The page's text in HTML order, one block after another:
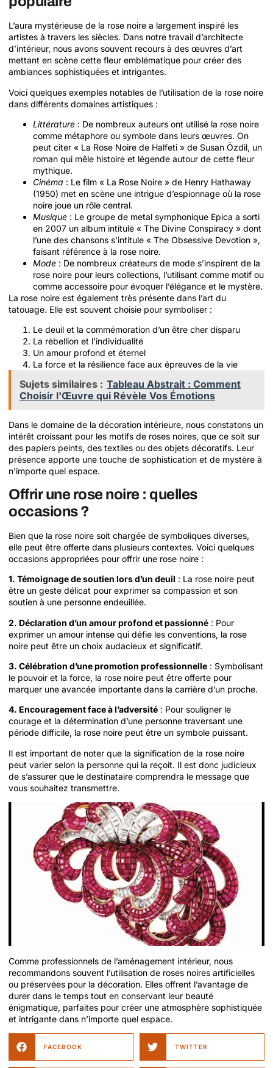
L’aura mystérieuse de la rose noire a largement inspiré les
artistes à travers les siècles. Dans notre travail d’architecte
d’intérieur, nous avons souvent recours à des œuvres d’art
mettant en scène cette fleur emblématique pour créer des
ambiances sophistiquées et intrigantes.
Voici quelques exemples notables de l’utilisation de la rose noire
dans différents domaines artistiques :
Littérature : De nombreux auteurs ont utilisé la rose noire
comme métaphore ou symbole dans leurs œuvres. On
peut citer « La Rose Noire de Halfeti » de Susan Özdil, un
roman qui mêle histoire et légende autour de cette fleur
mythique.
Cinéma : Le film « La Rose Noire » de Henry Hathaway
(1950) met en scène une intrigue d’espionnage où la rose
noire joue un rôle central.
Musique : Le groupe de metal symphonique Epica a sorti
en 2007 un album intitulé « The Divine Conspiracy » dont
l’une des chansons s’intitule « The Obsessive Devotion »,
faisant référence à la rose noire.
Mode : De nombreux créateurs de mode s’inspirent de la
rose noire pour leurs collections, l’utilisant comme motif ou
comme accessoire pour évoquer l’élégance et le mystère.
La rose noire est également très présente dans l’art du
tatouage. Elle est souvent choisie pour symboliser :
Le deuil et la commémoration d’un être cher disparu
La rébellion et l’individualité
Un amour profond et éternel
La force et la résilience face aux épreuves de la vie
Sujets similaires : Tableau Abstrait : Comment
Choisir l'Œuvre qui Révèle Vos Émotions
Dans le domaine de la décoration intérieure, nous constatons un
intérêt croissant pour les motifs de roses noires, que ce soit sur
des papiers peints, des textiles ou des objets décoratifs. Leur
présence apporte une touche de sophistication et de mystère à
n’importe quel espace.
Offrir une rose noire : quelles
occasions ?
Bien que la rose noire soit chargée de symboliques diverses,
elle peut être offerte dans plusieurs contextes. Voici quelques
occasions appropriées pour offrir une rose noire :
1. Témoignage de soutien lors d’un deuil : La rose noire peut
être un geste délicat pour exprimer sa compassion et son
soutien à une personne endeuillée.
2. Déclaration d’un amour profond et passionné : Pour
exprimer un amour intense qui défie les conventions, la rose
noire peut être un choix audacieux et significatif.
3. Célébration d’une promotion professionnelle : Symbolisant
le pouvoir et la force, la rose noire peut être offerte pour
marquer une avancée importante dans la carrière d’un proche.
4. Encouragement face à l’adversité : Pour souligner le
courage et la détermination d’une personne traversant une
période difficile, la rose noire peut être un symbole puissant.
Il est important de noter que la signification de la rose noire
peut varier selon la personne qui la reçoit. Il est donc judicieux
de s’assurer que le destinataire comprendra le message que
vous souhaitez transmettre.
Comme professionnels de l’aménagement intérieur, nous
recommandons souvent l’utilisation de roses noires artificielles
ou préservées pour la décoration. Elles offrent l’avantage de
durer dans le temps tout en conservant leur beauté
énigmatique, parfaites pour créer une atmosphère sophistiquée
et intrigante dans n’importe quel espace.
FACEBOOK TWITTER